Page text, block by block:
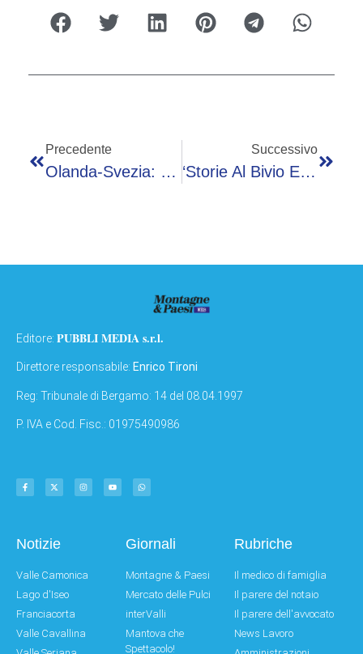
Precedente
Olanda-Svezia: Orario, Probabili Formazioni E Dove Vederla In Tv
Successivo
‘Storie Al Bivio Estate’, Sabato 20 Giugno: Gli Ospiti Di Monica Setta
Editore: PUBBLI MEDIA s.r.l.
Direttore responsabile: Enrico Tironi
Reg: Tribunale di Bergamo: 14 del 08.04.1997
P. IVA e Cod. Fisc.: 01975490986
Notizie
Valle Camonica
Lago d'Iseo
Franciacorta
Valle Cavallina
Giornali
Montagne & Paesi
Mercato delle Pulci
interValli
Mantova che
Spettacolo!
Rubriche
Il medico di famiglia
Il parere del notaio
Il parere dell'avvocato
News Lavoro